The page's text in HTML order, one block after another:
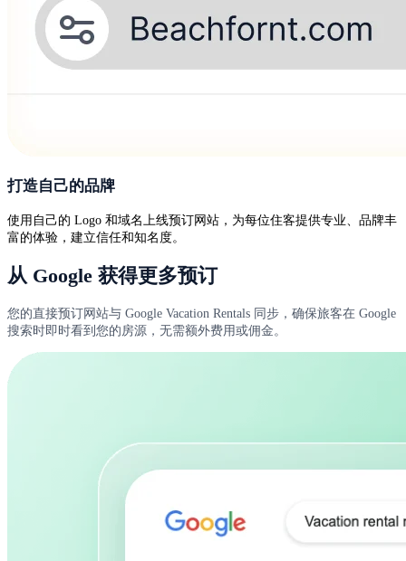
打造自己的品牌
使用自己的 Logo 和域名上线预订网站，为每位住客提供专业、品牌丰
富的体验，建立信任和知名度。
从 Google 获得更多预订
您的直接预订网站与 Google Vacation Rentals 同步，确保旅客在 Google
搜索时即时看到您的房源，无需额外费用或佣金。